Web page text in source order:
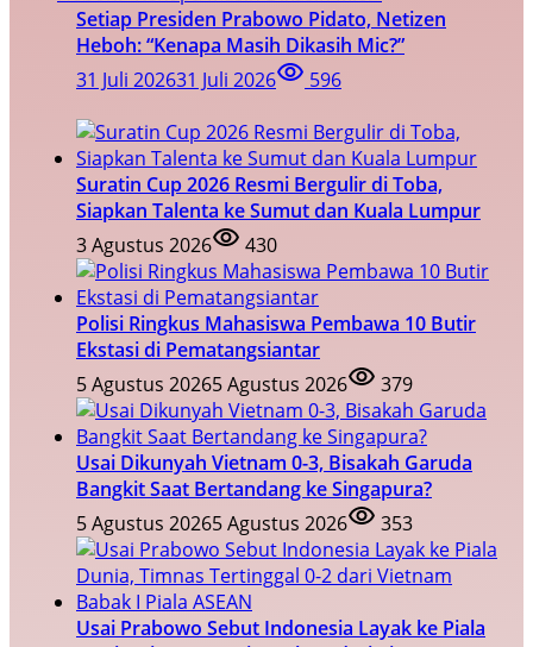
Setiap Presiden Prabowo Pidato, Netizen
Heboh: “Kenapa Masih Dikasih Mic?”
31 Juli 202631 Juli 2026 596
Suratin Cup 2026 Resmi Bergulir di Toba,
Siapkan Talenta ke Sumut dan Kuala Lumpur
3 Agustus 2026
430
Polisi Ringkus Mahasiswa Pembawa 10 Butir
Ekstasi di Pematangsiantar
5 Agustus 20265 Agustus 2026 379
Usai Dikunyah Vietnam 0-3, Bisakah Garuda
Bangkit Saat Bertandang ke Singapura?
5 Agustus 20265 Agustus 2026 353
Usai Prabowo Sebut Indonesia Layak ke Piala